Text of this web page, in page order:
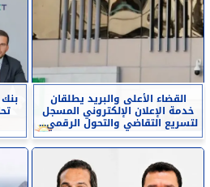
القضاء الأعلى والبريد يطلقان
خدمة الإعلان الإلكتروني المسجل
لتسريع التقاضي والتحول الرقمي...